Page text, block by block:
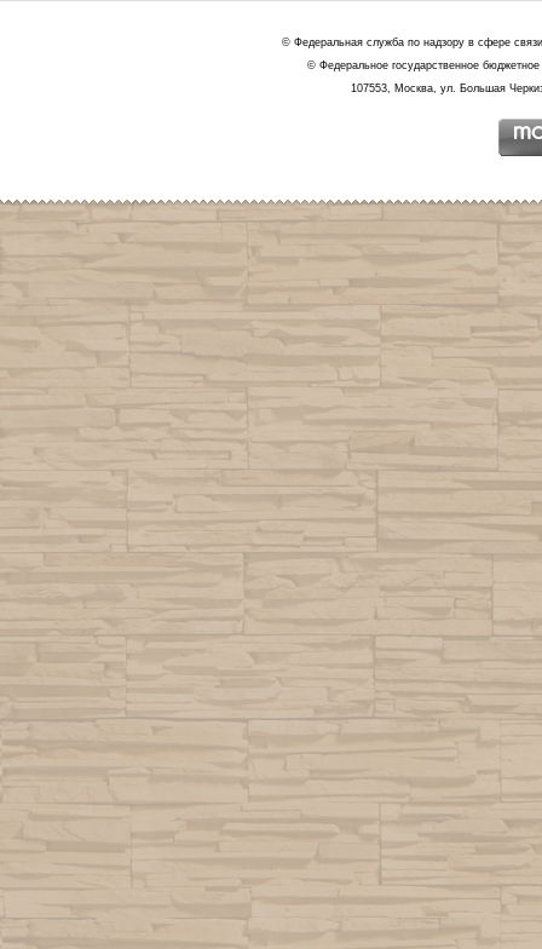
© Федеральная служба по надзору в сфере
© Федеральное государственное
107553, Москва, ул. Большая